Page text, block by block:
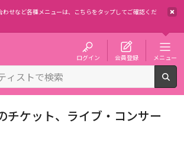
せなど各種メニューは、
こちらをタップしてご確認くだ
ログイン 会員登録 メニュー
ケット、ライブ・コンサー